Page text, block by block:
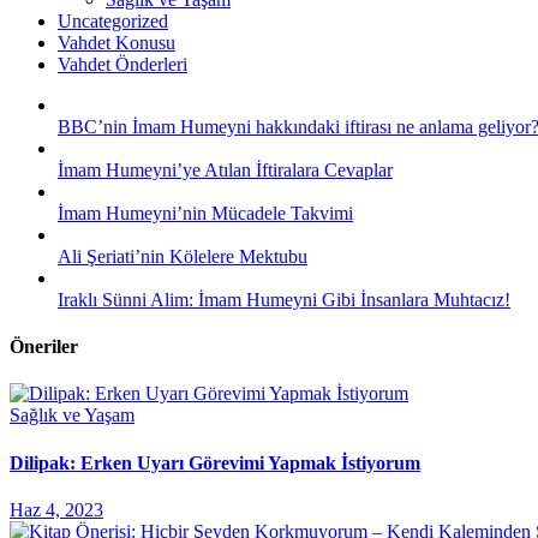
Uncategorized
Vahdet Konusu
Vahdet Önderleri
BBC’nin İmam Humeyni hakkındaki iftirası ne anlama geliyor?
İmam Humeyni’ye Atılan İftiralara Cevaplar
İmam Humeyni’nin Mücadele Takvimi
Ali Şeriati’nin Kölelere Mektubu
Iraklı Sünni Alim: İmam Humeyni Gibi İnsanlara Muhtacız!
Öneriler
Sağlık ve Yaşam
Dilipak: Erken Uyarı Görevimi Yapmak İstiyorum
Haz 4, 2023